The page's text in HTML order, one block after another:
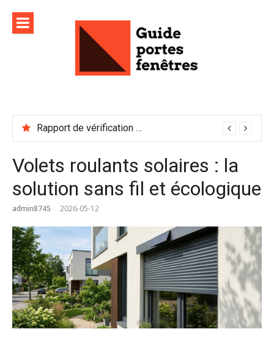
contenu
Rapport de vérification sécurité : à conserver précieusement
Volets roulants solaires : la
solution sans fil et écologique
admin8745 2026-05-12